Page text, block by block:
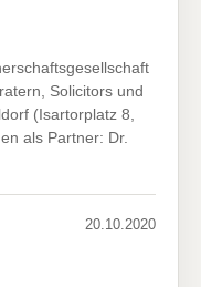
Solicitors und
(Isartorplatz 8,
als Partner: Dr.
20.10.2020